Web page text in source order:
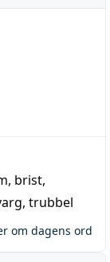
, brist,
, trubbel
om dagens ord